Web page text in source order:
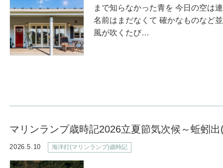
まで知らなかった青を 今日の空は
名前はまだなくて 確かなものなど
風が吹くたび…
マリンランプ歳時記2026立夏節気次候～蚯蚓
2026.5.10 海洋灯(マリンランプ)歳時記